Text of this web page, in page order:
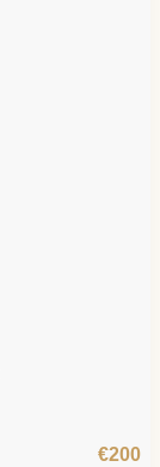
€200